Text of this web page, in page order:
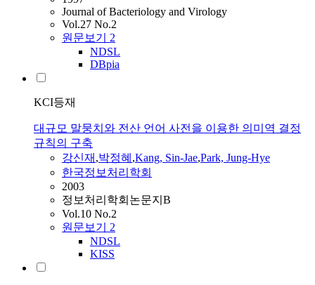
Journal of Bacteriology and Virology
Vol.27 No.2
원문보기 2
NDSL
DBpia
KCI등재
대규모 말뭉치와 전산 언어 사전을 이용한 의미역 결정
규칙의 구축
강신재 ,박정혜 ,Kang, Sin-Jae,Park, Jung-Hye
한국정보처리학회
2003
정보처리학회논문지B
Vol.10 No.2
원문보기 2
NDSL
KISS